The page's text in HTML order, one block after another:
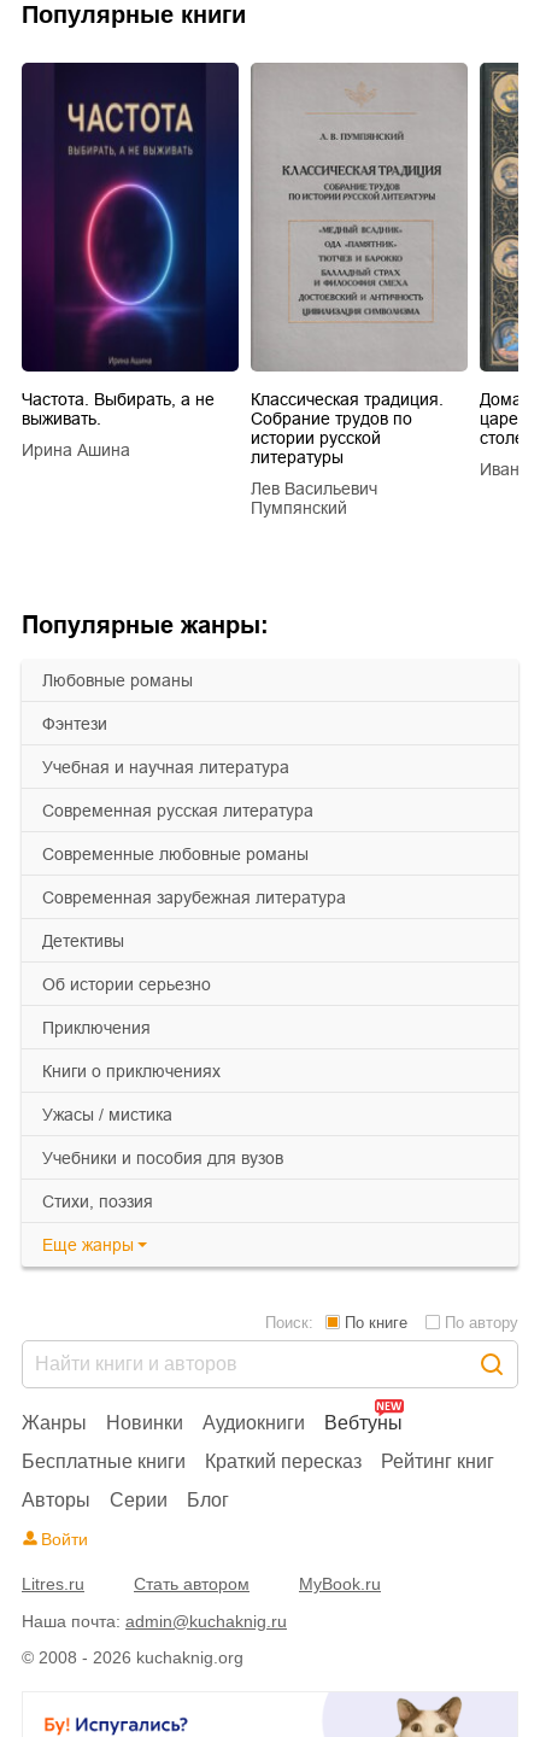
Популярные жанры:
любовные романы
фэнтези
учебная и научная литература
современная русская литература
современные любовные романы
современная зарубежная литература
детективы
об истории серьезно
приключения
книги о приключениях
ужасы / мистика
учебники и пособия для вузов
cтихи, поэзия
Еще жанры
Популярные книги
Частота. Выбирать, а не
выживать.
Ирина Ашина
Классическая традиция.
Собрание трудов по
истории русской
литературы
Лев Васильевич
Пумпянский
царей
Иван
© 2008 - 2026 kuchaknig.org
Жанры Новинки Аудиокниги
Вебтуны
Бесплатные книги
Краткий пересказ
Рейтинг книг
Авторы
Серии Блог
Поиск: По книге По автору
Войти
Litres.ru Стать автором
MyBook.ru
Наша почта: admin@kuchaknig.ru